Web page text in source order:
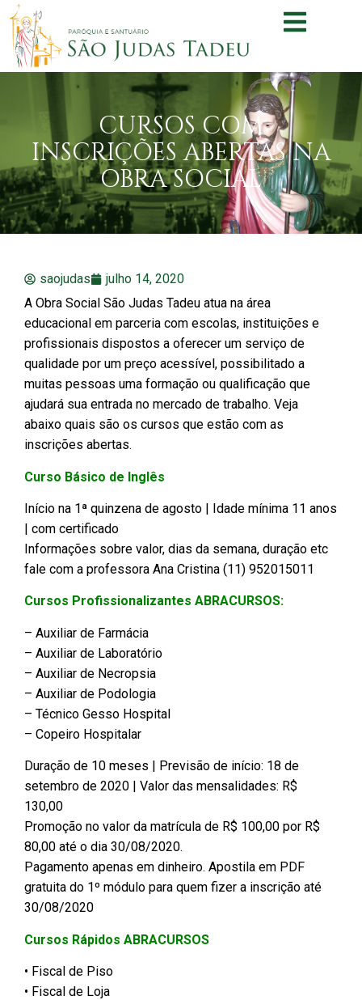
CURSOS COM
INSCRIÇÕES ABERTAS NA
OBRA SOCIAL
saojudas
julho 14, 2020
A Obra Social São Judas Tadeu atua na área
educacional em parceria com escolas, instituições e
profissionais dispostos a oferecer um serviço de
qualidade por um preço acessível, possibilitado a
muitas pessoas uma formação ou qualificação que
ajudará sua entrada no mercado de trabalho. Veja
abaixo quais são os cursos que estão com as
inscrições abertas.
Curso Básico de Inglês
Início na 1ª quinzena de agosto | Idade mínima 11 anos
| com certificado
Informações sobre valor, dias da semana, duração etc
fale com a professora Ana Cristina (11) 952015011
Cursos Profissionalizantes ABRACURSOS:
– Auxiliar de Farmácia
– Auxiliar de Laboratório
– Auxiliar de Necropsia
– Auxiliar de Podologia
– Técnico Gesso Hospital
– Copeiro Hospitalar
Duração de 10 meses | Previsão de início: 18 de
setembro de 2020 | Valor das mensalidades: R$
130,00
Promoção no valor da matrícula de R$ 100,00 por R$
80,00 até o dia 30/08/2020.
Pagamento apenas em dinheiro. Apostila em PDF
gratuita do 1º módulo para quem fizer a inscrição até
30/08/2020
Cursos Rápidos ABRACURSOS
• Fiscal de Piso
• Fiscal de Loja